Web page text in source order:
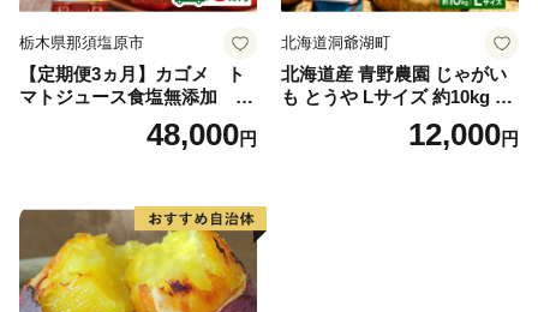
栃木県那須塩原市
【定期便3ヵ月】カゴメ ト
マトジュース食塩無添加 72
0ml PET×15本 1ケース 毎月
届く 3ヵ月 3回コース ns001-
48,000円
北海道洞爺湖町
北海道産 青野農園 じゃがい
も とうや Lサイズ 約10kg 20
26年10月初旬～12月下旬頃お
届け 先行予約 北海道 ジャガ
12,000円